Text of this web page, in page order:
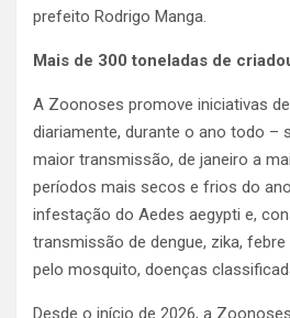
prefeito Rodrigo Manga.
Mais de 300 toneladas de
A Zoonoses promove iniciativas
diariamente, durante o ano todo –
maior transmissão, de janeiro a
períodos mais secos e frios do
infestação do Aedes aegypti e,
transmissão de dengue, zika,
pelo mosquito, doenças
Desde o início de 2026, a